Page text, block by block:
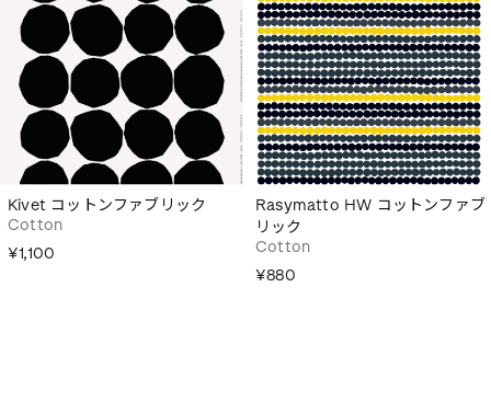
Kivet コットンファブリック
Cotton
¥1,100
Rasymatto HW コットンファブ
リック
Cotton
¥880